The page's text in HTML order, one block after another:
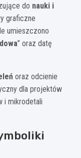
do nauki i
graficzne
umieszczono
” oraz datę
oraz odcienie
dla projektów
i mikrodetali